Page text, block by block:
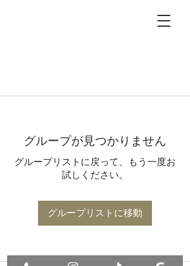
グループが見つかりません
グループリストに戻って、もう一度お
試しください。
グループリストに移動